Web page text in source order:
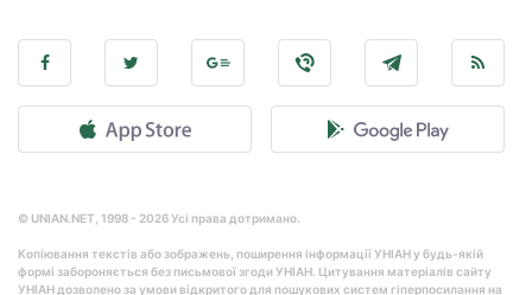
© UNIAN.NET, 1998 - 2026 Усі права дотримано.
Копіювання текстів або зображень, поширення інформації УНІАН у будь-якій
формі забороняється без письмової згоди УНІАН. Цитування матеріалів сайту
УНІАН дозволено за умови відкритого для пошукових систем гіперпосилання на